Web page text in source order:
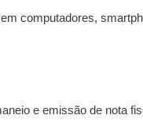
computadores,
e emissão de nota